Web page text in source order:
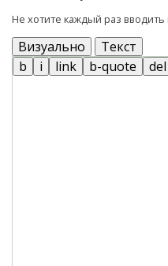
Не хотите каждый раз вводить
Визуально Текст